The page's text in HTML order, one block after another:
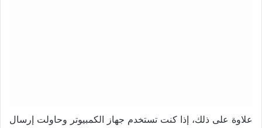
علاوة على ذلك، إذا كنت تستخدم جهاز الكمبيوتر وحاولت إرسال